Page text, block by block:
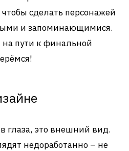
сделать персонажей
и запоминающимися.
пути к финальной
глаза, это внешний вид.
недоработанно – не